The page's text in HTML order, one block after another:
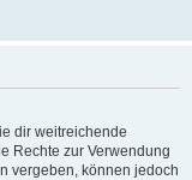
dir weitreichende
Rechte zur Verwendung
vergeben, können jedoch